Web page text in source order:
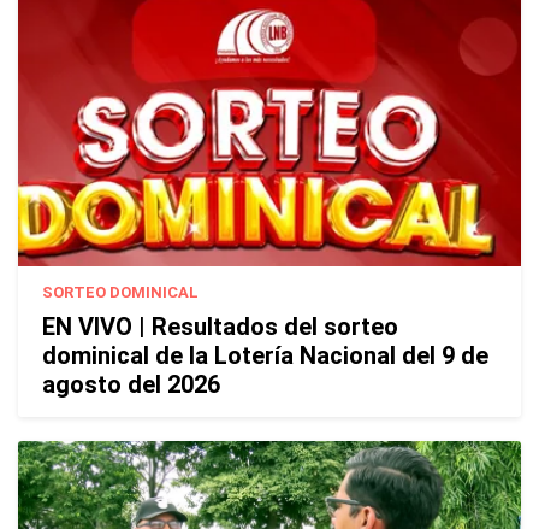
SORTEO DOMINICAL
EN VIVO | Resultados del sorteo
dominical de la Lotería Nacional del 9 de
agosto del 2026